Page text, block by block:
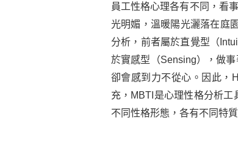
員工性格心理各有不同，看
光明媚，溫暖陽光灑落在庭
分析，前者屬於直覺型（
於實感型（Sensing），做
卻會感到力不從心。因此，
充，MBTI是心理性格分析
不同性格形態，各有不同特